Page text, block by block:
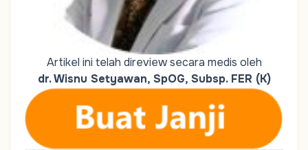
Artikel ini telah direview secara medis oleh
dr. Wisnu Setyawan, SpOG, Subsp. FER (K)